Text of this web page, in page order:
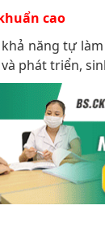
cao
năng tự
phát triển,